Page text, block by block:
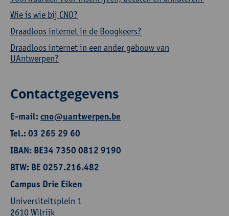
Wie is wie bij CNO?
Draadloos internet in de Boogkeers?
Draadloos internet in een ander gebouw van
UAntwerpen?
Contactgegevens
E-mail:cno@uantwerpen.be
Tel.: 03 265 29 60
IBAN: BE34 7350 0812 9190
BTW: BE 0257.216.482
Campus Drie Eiken
Universiteitsplein 1
2610 Wilrijk